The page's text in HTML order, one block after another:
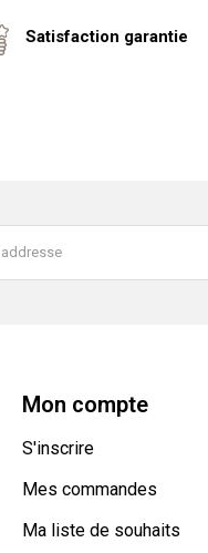
Satisfaction garantie
Mon compte
S'inscrire
Mes commandes
Ma liste de souhaits